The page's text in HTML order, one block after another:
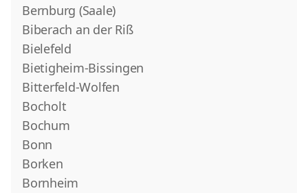
Bernburg (Saale)
Biberach an der Riß
Bielefeld
Bietigheim-Bissingen
Bitterfeld-Wolfen
Bocholt
Bochum
Bonn
Borken
Bornheim